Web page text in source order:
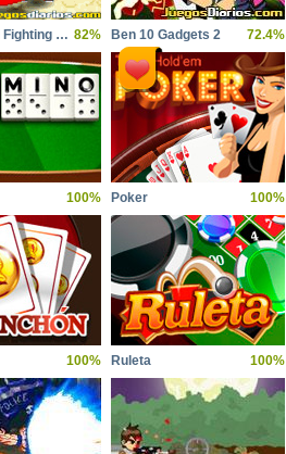
Dragon Ball Fighting 2.6 82% Ben 10 Gadgets 2 72.4%
100% Poker 100%
100% Ruleta 100%